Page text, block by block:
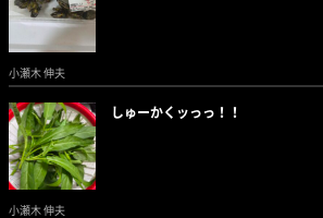
小瀬木 伸夫
しゅーかくッっっ！！
小瀬木 伸夫